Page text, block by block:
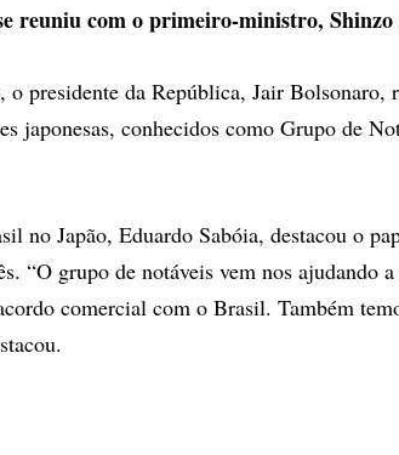
reuniu com o primeiro-ministro, Shinzo
presidente da República, Jair Bolsonaro,
japonesas, conhecidos como Grupo de
no Japão, Eduardo Sabóia, destacou o
“O grupo de notáveis vem nos ajudando
comercial com o Brasil. Também